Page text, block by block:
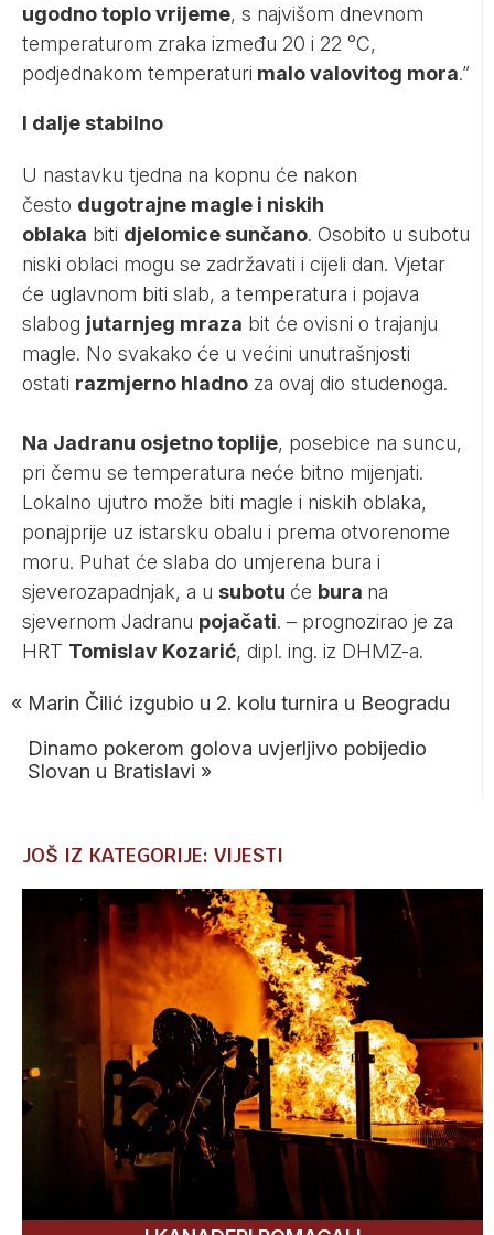
ugodno toplo vrijeme, s najvišom dnevnom
temperaturom zraka između 20 i 22 °C,
podjednakom temperaturi malo valovitog mora.”
I dalje stabilno
U nastavku tjedna na kopnu će nakon
često dugotrajne magle i niskih
oblaka biti djelomice sunčano. Osobito u subotu
niski oblaci mogu se zadržavati i cijeli dan. Vjetar
će uglavnom biti slab, a temperatura i pojava
slabog jutarnjeg mraza bit će ovisni o trajanju
magle. No svakako će u većini unutrašnjosti
ostati razmjerno hladno za ovaj dio studenoga.
Na Jadranu osjetno toplije, posebice na suncu,
pri čemu se temperatura neće bitno mijenjati.
Lokalno ujutro može biti magle i niskih oblaka,
ponajprije uz istarsku obalu i prema otvorenome
moru. Puhat će slaba do umjerena bura i
sjeverozapadnjak, a u subotu će bura na
sjevernom Jadranu pojačati. – prognozirao je za
HRT Tomislav Kozarić, dipl. ing. iz DHMZ-a.
« Marin Čilić izgubio u 2. kolu turnira u Beogradu
Dinamo pokerom golova uvjerljivo pobijedio
Slovan u Bratislavi »
JOŠ IZ KATEGORIJE: VIJESTI